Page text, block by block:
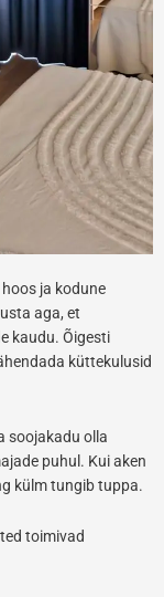
ja kodune
aga, et
kaudu. Õigesti
küttekulusid
soojakadu olla
puhul. Kui aken
külm tungib tuppa.
toimivad